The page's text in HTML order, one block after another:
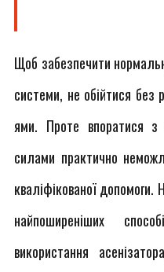
Щоб забезпечити
системи, не обійтися без
ями. Проте впоратися
силами практично
кваліфікованої допомоги.
найпоширеніших
використання